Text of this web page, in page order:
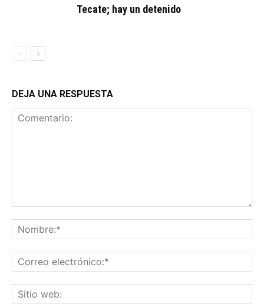
Tecate; hay un detenido
DEJA UNA RESPUESTA